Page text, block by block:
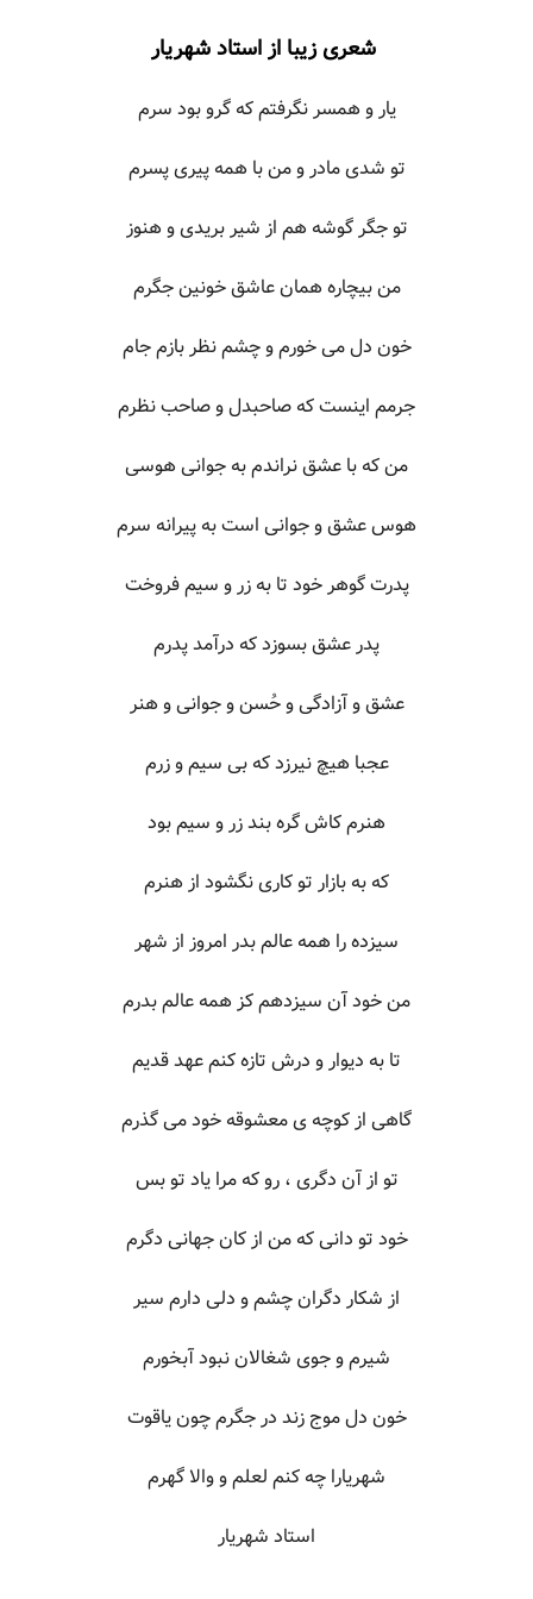
شعری زیبا از استاد شهریار
یار و همسر نگرفتم که گرو بود سرم
تو شدی مادر و من با همه پیری پسرم
تو جگر گوشه هم از شیر بریدی و هنوز
من بیچاره همان عاشق خونین جگرم
خون دل می خورم و چشم نظر بازم جام
جرمم اینست که صاحبدل و صاحب نظرم
من که با عشق نراندم به جوانی هوسی
هوس عشق و جوانی است به پیرانه سرم
پدرت گوهر خود تا به زر و سیم فروخت
پدر عشق بسوزد که درآمد پدرم
عشق و آزادگی و حُسن و جوانی و هنر
عجبا هیچ نیرزد که بی سیم و زرم
هنرم کاش گره بند زر و سیم بود
که به بازار تو کاری نگشود از هنرم
سیزده را همه عالم بدر امروز از شهر
من خود آن سیزدهم کز همه عالم بدرم
تا به دیوار و درش تازه کنم عهد قدیم
گاهی از کوچه ی معشوقه خود می گذرم
تو از آن دگری ، رو که مرا یاد تو بس
خود تو دانی که من از کان جهانی دگرم
از شکار دگران چشم و دلی دارم سیر
شیرم و جوی شغالان نبود آبخورم
خون دل موج زند در جگرم چون یاقوت
شهریارا چه کنم لعلم و والا گهرم
استاد شهریار